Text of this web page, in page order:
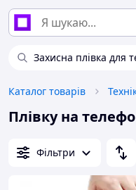
Захисна плівка для
Каталог товарів
Плівку на
Фільтри